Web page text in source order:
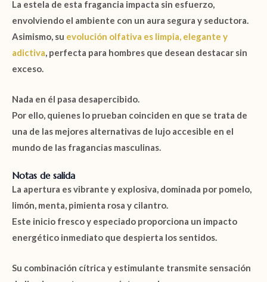
La estela de esta fragancia impacta sin esfuerzo,
envolviendo el ambiente con un aura segura y seductora.
Asimismo, su evolución olfativa es limpia, elegante y
adictiva , perfecta para hombres que desean destacar sin
exceso.
Nada en él pasa desapercibido.
Por ello, quienes lo prueban coinciden en que se trata de
una de las mejores alternativas de lujo accesible en el
mundo de las fragancias masculinas.
Notas de salida
La apertura es vibrante y explosiva, dominada por pomelo
limón menta pimienta rosa y cilantro
Este inicio fresco y especiado proporciona un impacto
energético inmediato que despierta los sentidos.
Su combinación cítrica y estimulante transmite sensación